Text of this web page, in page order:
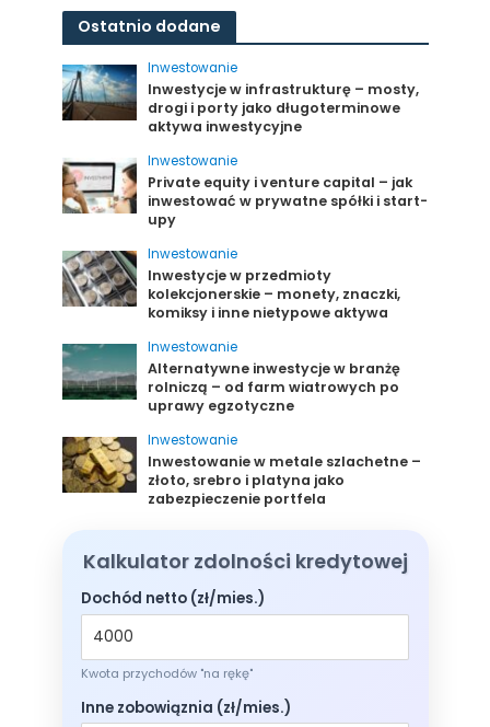
Ostatnio dodane
Inwestowanie
Inwestycje w infrastrukturę – mosty,
drogi i porty jako długoterminowe
aktywa inwestycyjne
Inwestowanie
Private equity i venture capital – jak
inwestować w prywatne spółki i start-
upy
Inwestowanie
Inwestycje w przedmioty
kolekcjonerskie – monety, znaczki,
komiksy i inne nietypowe aktywa
Inwestowanie
Alternatywne inwestycje w branżę
rolniczą – od farm wiatrowych po
uprawy egzotyczne
Inwestowanie
Inwestowanie w metale szlachetne –
złoto, srebro i platyna jako
zabezpieczenie portfela
Kalkulator zdolności kredytowej
Dochód netto (zł/mies.)
Kwota przychodów "na rękę"
Inne zobowiąznia (zł/mies.)